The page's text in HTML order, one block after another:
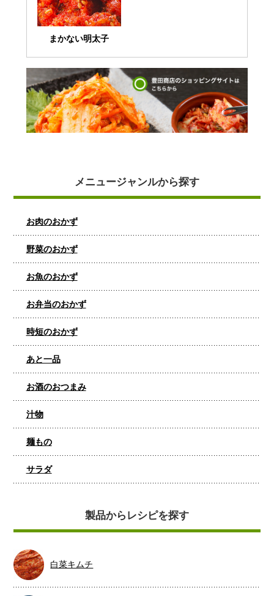
メニュージャンルから探す
お肉のおかず
野菜のおかず
お魚のおかず
お弁当のおかず
時短のおかず
あと一品
お酒のおつまみ
汁物
麺もの
サラダ
製品からレシピを探す
白菜キムチ
まかない明太子